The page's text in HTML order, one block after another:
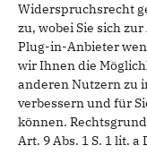
Widerspruchsrecht
zu, wobei Sie sich
Plug-in-Anbieter
wir Ihnen die
anderen Nutzern zu
verbessern und für
können.
Art. 9 Abs. 1 S. 1 lit. a